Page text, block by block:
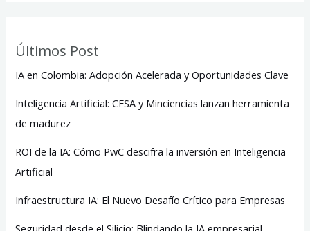
Últimos Post
IA en Colombia: Adopción Acelerada y Oportunidades Clave
Inteligencia Artificial: CESA y Minciencias lanzan herramienta
de madurez
ROI de la IA: Cómo PwC descifra la inversión en Inteligencia
Artificial
Infraestructura IA: El Nuevo Desafío Crítico para Empresas
Seguridad desde el Silicio: Blindando la IA empresarial